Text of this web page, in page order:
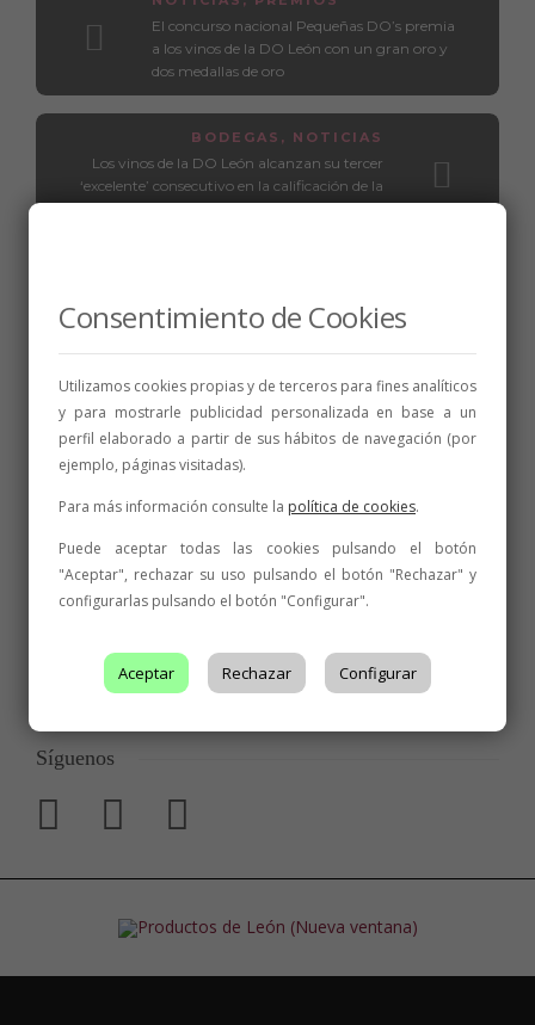
El concurso nacional Pequeñas DO’s premia
a los vinos de la DO León con un gran oro y
dos medallas de oro
BODEGAS , NOTICIAS
Los vinos de la DO León alcanzan su tercer
‘excelente’ consecutivo en la calificación de la
añada 2020
Síguenos
Consentimiento de Cookies
Utilizamos cookies propias y de terceros para fines analíticos
y para mostrarle publicidad personalizada en base a un
perfil elaborado a partir de sus hábitos de navegación (por
ejemplo, páginas visitadas).
Para más información consulte la política de cookies.
Puede aceptar todas las cookies pulsando el botón
"Aceptar", rechazar su uso pulsando el botón "Rechazar" y
configurarlas pulsando el botón "Configurar".
Aceptar Rechazar Configurar